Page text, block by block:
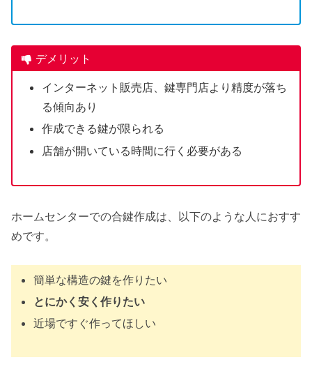
デメリット
インターネット販売店、鍵専門店より精度が落ち
る傾向あり
作成できる鍵が限られる
店舗が開いている時間に行く必要がある
ホームセンターでの合鍵作成は、以下のような人におすす
めです。
簡単な構造の鍵を作りたい
とにかく安く作りたい
近場ですぐ作ってほしい